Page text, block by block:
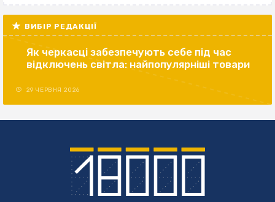
ВИБІР РЕДАКЦІЇ
Як черкасці забезпечують себе під час
відключень світла: найпопулярніші товари
29 ЧЕРВНЯ 2026